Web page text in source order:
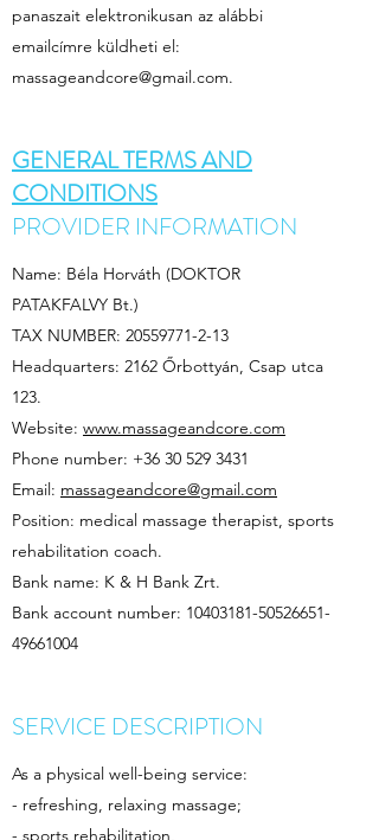
panaszait elektronikusan az alábbi
emailcímre küldheti el:
massageandcore@gmail.com.
GENERAL TERMS AND
CONDITIONS
PROVIDER INFORMATION
Name: Béla Horváth (DOKTOR
PATAKFALVY Bt.)
TAX NUMBER: 20559771-2-13
Headquarters: 2162 Őrbottyán, Csap utca
123.
Website: www.massageandcore.com
Phone number: +36 30 529 3431
Email: massageandcore@gmail.com
Position: medical massage therapist, sports
rehabilitation coach.
Bank name: K & H Bank Zrt.
Bank account number: 10403181-50526651-
49661004
SERVICE DESCRIPTION
As a physical well-being service:
- refreshing, relaxing massage;
- sports rehabilitation,